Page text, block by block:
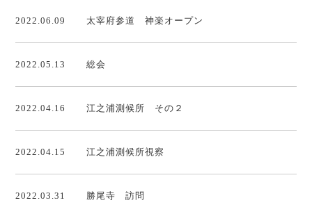
2022.06.09 太宰府参道 神楽オープン
2022.05.13 総会
2022.04.16 江之浦測候所 その２
2022.04.15 江之浦測候所視察
2022.03.31 勝尾寺 訪問